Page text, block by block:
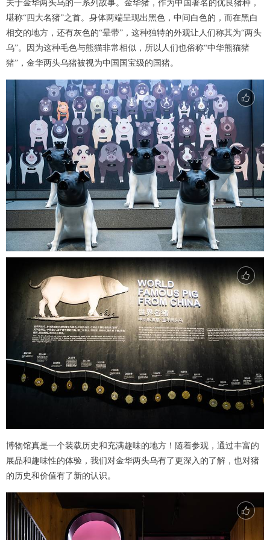
关于金华两头乌的一系列故事。金华猪，作为中国著名的优良猪种，
堪称“四大名猪”之首。身体两端呈现出黑色，中间白色的，而在黑白
相交的地方，还有灰色的“晕带”，这种独特的外观让人们称其为“两头
乌”。因为这种毛色与熊猫非常相似，所以人们也俗称“中华熊猫猪
猪”，金华两头乌猪被视为中国国宝级的国猪。
博物馆真是一个装载历史和充满趣味的地方！随着参观，通过丰富的
展品和趣味性的体验，我们对金华两头乌有了更深入的了解，也对猪
的历史和价值有了新的认识。